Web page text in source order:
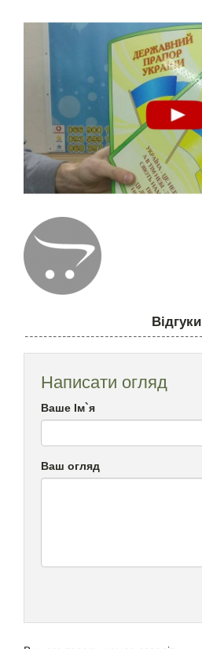
Відгуки
Написати огляд
Ваше Ім`я
Ваш огляд